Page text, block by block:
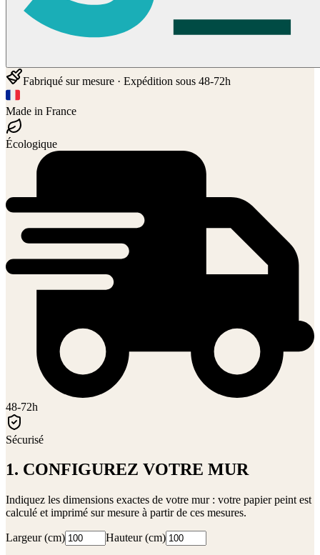
Fabriqué sur mesure · Expédition sous 48-72h
Made in France
Écologique
48-72h
Sécurisé
1. CONFIGUREZ VOTRE MUR
Indiquez les dimensions exactes de votre mur : votre papier peint est
calculé et imprimé sur mesure à partir de ces mesures.
Largeur (cm) Hauteur (cm)